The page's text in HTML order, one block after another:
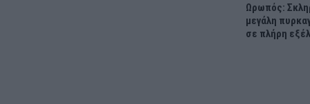
Ωρωπός:
μεγάλη
σε πλήρη